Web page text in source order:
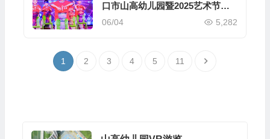
口市山高幼儿园暨2025艺术节庆
“六·一”文艺汇演中班组专场
06/04 5,282
1 2 3 4 5 11